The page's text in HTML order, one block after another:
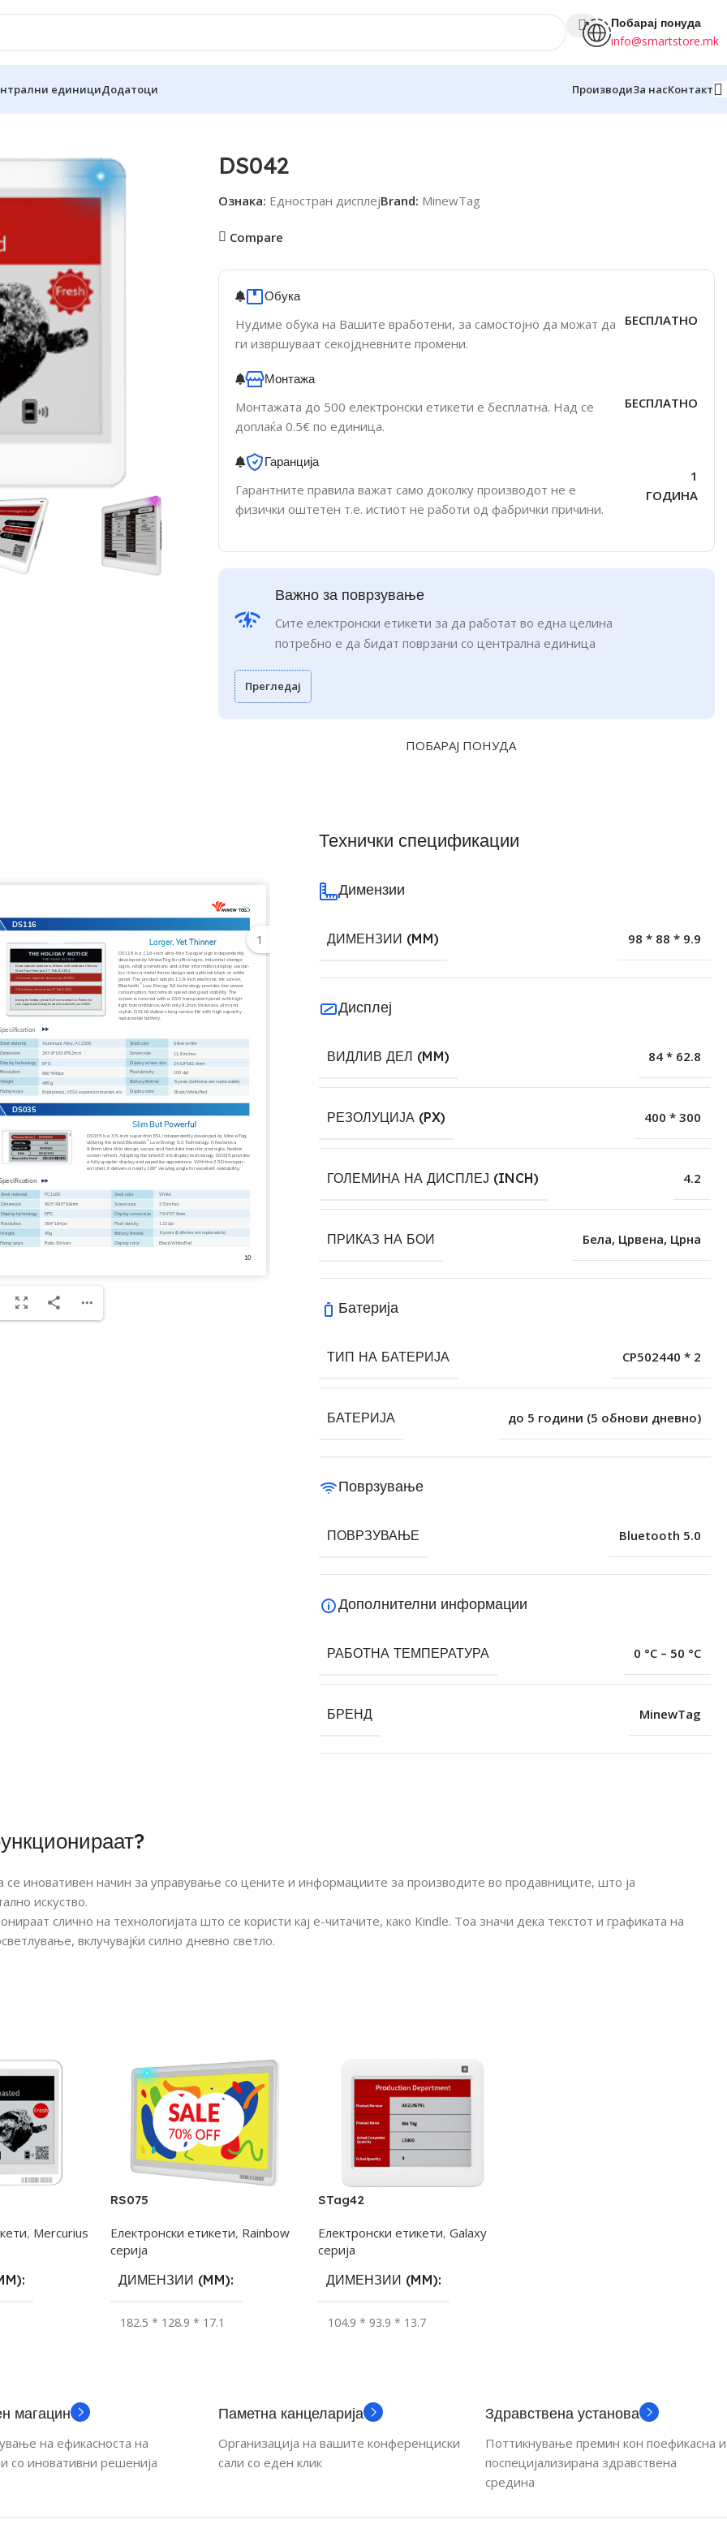
Побарај понуда
info@smartstore.mk
единициДодатоци ПроизводиЗа насКонтакт
DS042
Ознака: Едностран дисплејBrand: MinewTag
Compare
Обука
Нудиме обука на Вашите вработени, за самостојно да можат да
ги извршуваат секојдневните промени.
БЕСПЛАТНО
Монтажа
Монтажата до 500 електронски етикети е бесплатна. Над се
доплаќа 0.5€ по единица.
БЕСПЛАТНО
Гаранција
Гарантните правила важат само доколку производот не е
физички оштетен т.е. истиот не работи од фабрички причини.
1
ГОДИНА
Важно за поврзување
Сите електронски етикети за да работат во една целина
потребно е да бидат поврзани со централна единица
Прегледај
ПОБАРАЈ ПОНУДА
1
Технички спецификации
Димензии
ДИМЕНЗИИ (MM) 98 * 88 * 9.9
Дисплеј
ВИДЛИВ ДЕЛ (MM) 84 * 62.8
РЕЗОЛУЦИЈА (PX) 400 * 300
ГОЛЕМИНА НА ДИСПЛЕЈ (INCH) 4.2
ПРИКАЗ НА БОИ Бела, Црвена, Црна
Батерија
ТИП НА БАТЕРИЈА CP502440 * 2
БАТЕРИЈА до 5 години (5 обнови дневно)
Поврзување
ПОВРЗУВАЊЕ Bluetooth 5.0
Дополнителни информации
РАБОТНА ТЕМПЕРАТУРА 0 °C – 50 °C
БРЕНД MinewTag
се иновативен начин за управување со цените и информациите за производите во продавниците, што ја
искуство.
слично на технологијата што се користи кај е-читачите, како Kindle. Тоа значи дека текстот и графиката на
вклучувајќи силно дневно светло.
, Mercurius
RS075
Електронски етикети, Rainbow
серија
ДИМЕНЗИИ (MM)
182.5 * 128.9 * 17.1
РЕЗОЛУЦИЈА (PX)
STag42
Електронски етикети, Galaxy
серија
ДИМЕНЗИИ (MM)
104.9 * 93.9 * 13.7
84.8 * 63.6
РЕЗОЛУЦИЈА (PX)
магацин
на ефикасноста на
со иновативни решенија
Паметна канцеларија
Организација на вашите конференциски
сали со еден клик
Здравствена установа
Поттикнување премин кон поефикасна и
поспецијализирана здравствена
средина